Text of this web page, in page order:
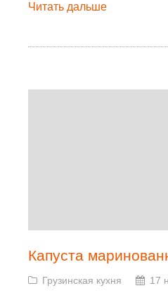
Читать дальше
Капуста
Грузинская кухня 17